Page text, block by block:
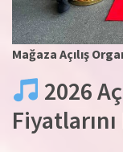
Mağaza Açılış
2026